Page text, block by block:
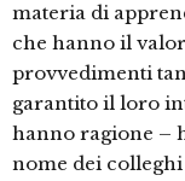
materia di
che hanno il
provvedimenti
garantito il loro
hanno ragione –
nome dei